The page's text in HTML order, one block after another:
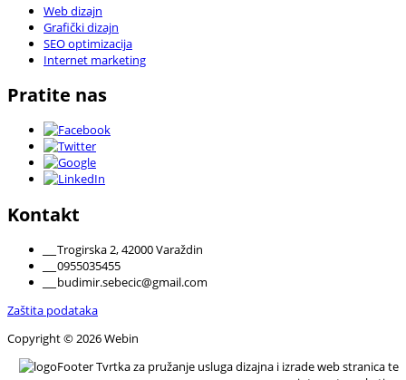
Web dizajn
Grafički dizajn
SEO optimizacija
Internet marketing
Pratite nas
Kontakt
Trogirska 2, 42000 Varaždin
0955035455
budimir.sebecic@gmail.com
Zaštita podataka
Copyright © 2026 Webin
Tvrtka za pružanje usluga dizajna i izrade web stranica te